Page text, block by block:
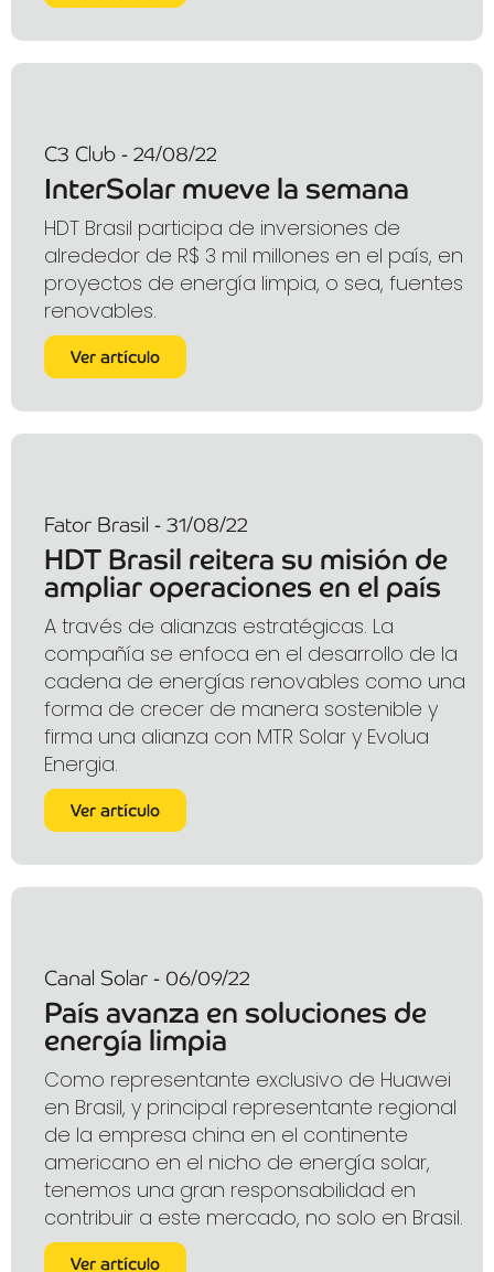
C3 Club - 24/08/22
InterSolar mueve la semana
HDT Brasil participa de inversiones de
alrededor de R$ 3 mil millones en el país, en
proyectos de energía limpia, o sea, fuentes
renovables.
Ver artículo
Fator Brasil - 31/08/22
HDT Brasil reitera su misión de
ampliar operaciones en el país
A través de alianzas estratégicas. La
compañía se enfoca en el desarrollo de la
cadena de energías renovables como una
forma de crecer de manera sostenible y
firma una alianza con MTR Solar y Evolua
Energia.
Ver artículo
Canal Solar - 06/09/22
País avanza en soluciones de
energía limpia
Como representante exclusivo de Huawei
en Brasil, y principal representante regional
de la empresa china en el continente
americano en el nicho de energía solar,
tenemos una gran responsabilidad en
contribuir a este mercado, no solo en Brasil.
Ver artículo